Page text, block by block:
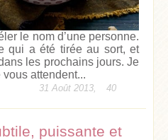
le nom d’une personne.
qui a été tirée au sort, et
les prochains jours. Je
vous attendent...
31 Août 2013, 40
puissante et